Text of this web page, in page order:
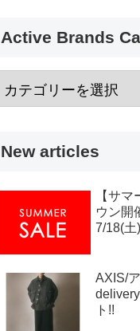
Active Brands
New articles
【サ
ウン開
7/18(土
AXIS/
ト!!